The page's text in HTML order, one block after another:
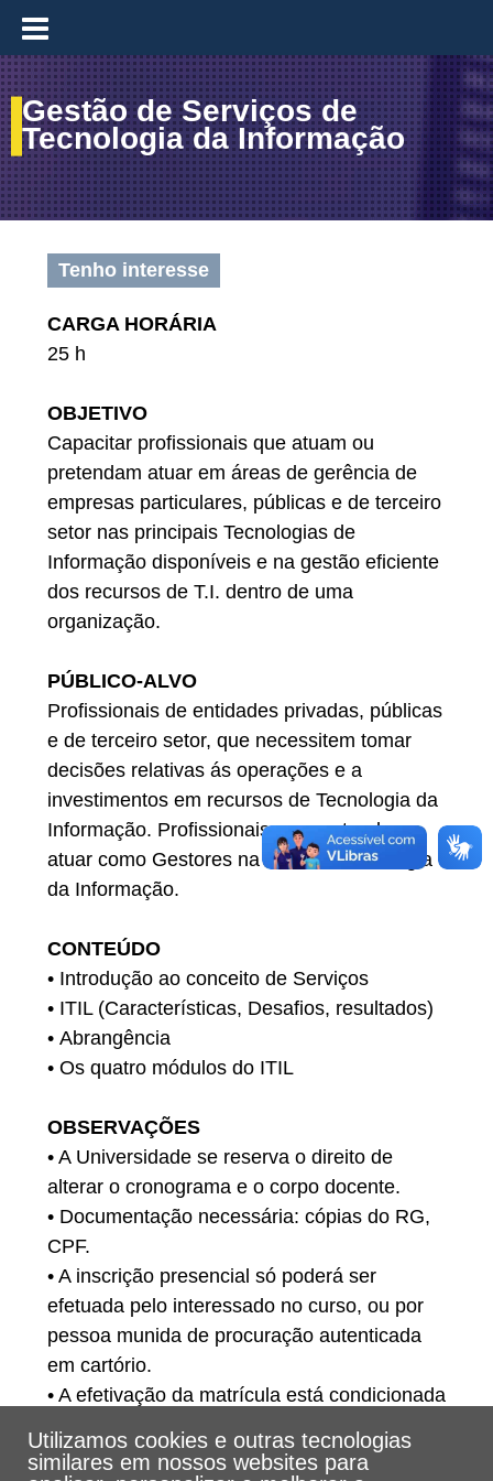
≡
Gestão de Serviços de
Tecnologia da Informação
Tenho interesse
CARGA HORÁRIA
25 h
OBJETIVO
Capacitar profissionais que atuam ou
pretendam atuar em áreas de gerência de
empresas particulares, públicas e de terceiro
setor nas principais Tecnologias de
Informação disponíveis e na gestão eficiente
dos recursos de T.I. dentro de uma
organização.
PÚBLICO-ALVO
Profissionais de entidades privadas, públicas
e de terceiro setor, que necessitem tomar
decisões relativas ás operações e a
investimentos em recursos de Tecnologia da
Informação. Profissionais que pretendam
atuar como Gestores na área de Tecnologia
da Informação.
CONTEÚDO
• Introdução ao conceito de Serviços
• ITIL (Características, Desafios, resultados)
• Abrangência
• Os quatro módulos do ITIL
OBSERVAÇÕES
• A Universidade se reserva o direito de
alterar o cronograma e o corpo docente.
• Documentação necessária: cópias do RG,
CPF.
• A inscrição presencial só poderá ser
efetuada pelo interessado no curso, ou por
pessoa munida de procuração autenticada
em cartório.
• A efetivação da matrícula está condicionada
entrega da documentação exigida.
Utilizamos cookies e outras tecnologias
similares em nossos websites para